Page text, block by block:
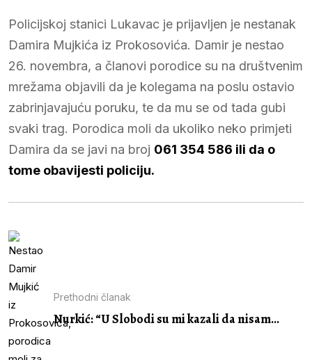
Policijskoj stanici Lukavac je prijavljen je nestanak
Damira Mujkića iz Prokosovića. Damir je nestao
26. novembra, a članovi porodice su na društvenim
mrežama objavili da je kolegama na poslu ostavio
zabrinjavajuću poruku, te da mu se od tada gubi
svaki trag. Porodica moli da ukoliko neko primjeti
Damira da se javi na broj 061 354 586 ili da o
tome obavijesti policiju.
Prethodni članak
Nurkić: “U Slobodi su mi kazali da nisam...